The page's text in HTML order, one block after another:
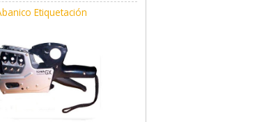
Etiquetación